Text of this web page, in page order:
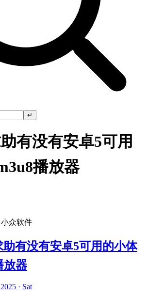
↵
助有没有安卓5可用
播放器
小众软件
助有没有安卓5可用的小体
放器
· Sat